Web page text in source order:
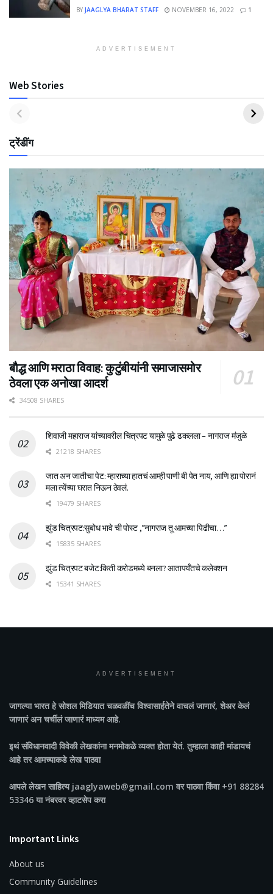
BY JAAGLYA BHARAT STAFF NOVEMBER 16, 2022 1
ADVERTISEMENT
Web Stories
ट्रेंडींग
बौद्ध आणि मराठा विवाह: कुटुंबीयांनी समाजासमोर
ठेवला एक अनोखा आदर्श
34508 SHARES
शिवाजी महाराज यांच्यावरील चित्रपट यामुळे पुढे ढकलला – नागराज मंजुळे
21218 SHARES
जात अन जातीचा पेट: म्हाराच्या हातचं आम्ही पाणी बी पेत नाय, आणि ह्या पोरानं
मला त्येंच्या घरात निऊन ठेवलं.
19479 SHARES
झुंड चित्रपट:सुबोध भावे ची पोस्ट ,”नागराज तू आमच्या पिढीचा…”
15835 SHARES
झुंड चित्रपट बजेट:किती करोडमध्ये बनला? आतापर्यँतचे कलेक्शन
15341 SHARES
ADVERTISEMENT
जागल्या भारतहे सोशल मिडियात चळवळींच विश्वासार्हतेने वाचलं जाणारं, शेअर केलं
जाणारं अन चर्चीलं जाणारं माध्यम आहे.
इथं संविधानवादी विवेकी लेखकांना मनमोकळे व्यक्त होता येतं. तुम्हाला काही मांडायचं
आहे तर आमच्याकडे लेख पाठवा
आपले लेखन साहित्य jaaglyaweb@gmail.com वर पाठवा किंवा +91 88284
53346 या नंबरवर व्हाटसेप करा
Important Links
About us
Community Guidelines